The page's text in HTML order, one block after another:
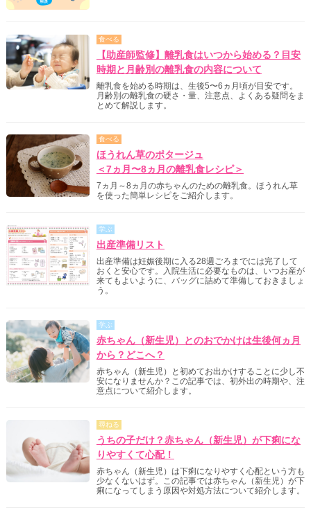
食べる
【助産師監修】離乳食はいつから始める？目安
時期と月齢別の離乳食の内容について
離乳食を始める時期は、生後5〜6ヵ月頃が目安です。
月齢別の離乳食の硬さ・量、注意点、よくある疑問をま
とめて解説します。
食べる
ほうれん草のポタージュ
＜7ヵ月〜8ヵ月の離乳食レシピ＞
7ヵ月～8ヵ月の赤ちゃんのための離乳食。ほうれん草
を使った簡単レシピをご紹介します。
学ぶ
出産準備リスト
出産準備は妊娠後期に入る28週ごろまでには完了して
おくと安心です。入院生活に必要なものは、いつお産が
来てもよいように、バッグに詰めて準備しておきましょ
う。
学ぶ
赤ちゃん（新生児）とのおでかけは生後何ヵ月
から？どこへ？
赤ちゃん（新生児）と初めてお出かけすることに少し不
安になりませんか？この記事では、初外出の時期や、注
意点について紹介します。
尋ねる
うちの子だけ？赤ちゃん（新生児）が下痢にな
りやすくて心配！
赤ちゃん（新生児）は下痢になりやすく心配という方も
少なくないはず。この記事では赤ちゃん（新生児）が下
痢になってしまう原因や対処方法について紹介します。